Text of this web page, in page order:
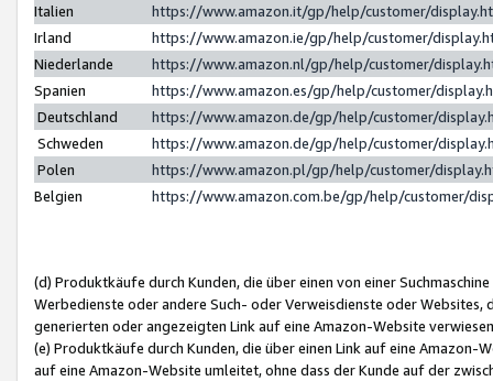
Italien
https://www.amazon.it/gp/help/customer/
Irland
https://www.amazon.ie/gp/help/customer/
Niederlande
https://www.amazon.nl/gp/help/customer/
Spanien
https://www.amazon.es/gp/help/customer/
Deutschland
https://www.amazon.de/gp/help/customer/
Schweden
https://www.amazon.de/gp/help/customer/
Polen
https://www.amazon.pl/gp/help/customer/
Belgien
https://www.amazon.com.be/gp/help/customer/
(d) Produktkäufe durch Kunden, die über einen von einer
Werbedienste oder andere Such- oder Verweisdienste oder Websites,
generierten oder angezeigten Link auf eine Amazon-Website
(e) Produktkäufe durch Kunden, die über einen Link auf eine
auf eine Amazon-Website umleitet, ohne dass der Kunde auf der